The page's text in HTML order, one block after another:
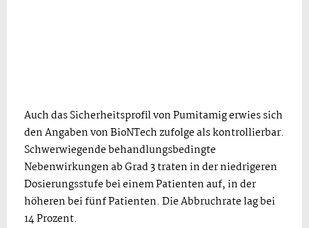
Auch das Sicherheitsprofil von Pumitamig erwies sich
den Angaben von BioNTech zufolge als kontrollierbar.
Schwerwiegende behandlungsbedingte
Nebenwirkungen ab Grad 3 traten in der niedrigeren
Dosierungsstufe bei einem Patienten auf, in der
höheren bei fünf Patienten. Die Abbruchrate lag bei
14 Prozent.